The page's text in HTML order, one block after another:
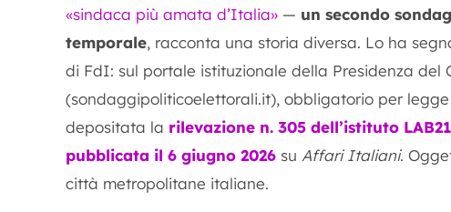
«sindaca più amata d’Italia» — un secondo
temporale, racconta una storia diversa. Lo ha
di FdI: sul portale istituzionale della Presidenza del
(sondaggipoliticoelettorali.it), obbligatorio per
depositata la rilevazione n. 305 dell’istituto LAB21
pubblicata il 6 giugno 2026 su Affari Italiani.
città metropolitane italiane.